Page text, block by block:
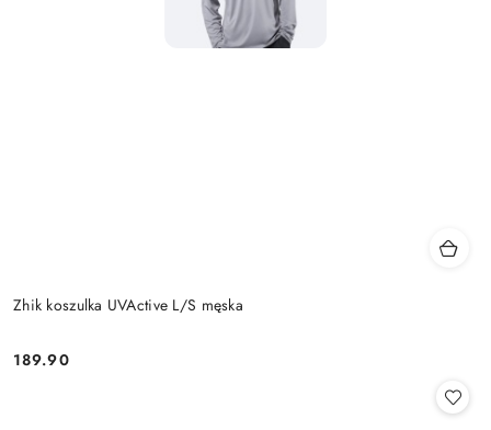
Zhik koszulka UVActive L/S męska
Cena:
189.90